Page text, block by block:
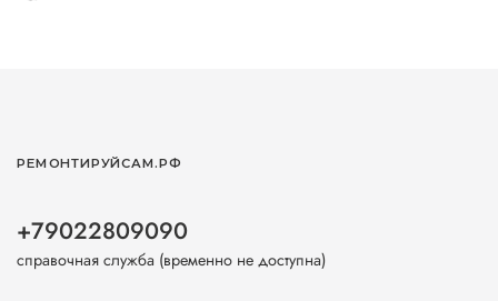
РЕМОНТИРУЙСАМ.РФ
+79022809090
справочная служба (временно не доступна)